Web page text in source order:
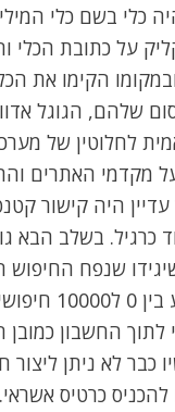
כלי בשם כלי
על כתובת הכלי
הקימו את
שלהם, הגוגל
לחלוטין של
עוד יותר על
עדיין היה קישור
בשלב הבא
חיפושים,
לתוך החשבון
עדכון נוסף ומעכשיו
כרטיס